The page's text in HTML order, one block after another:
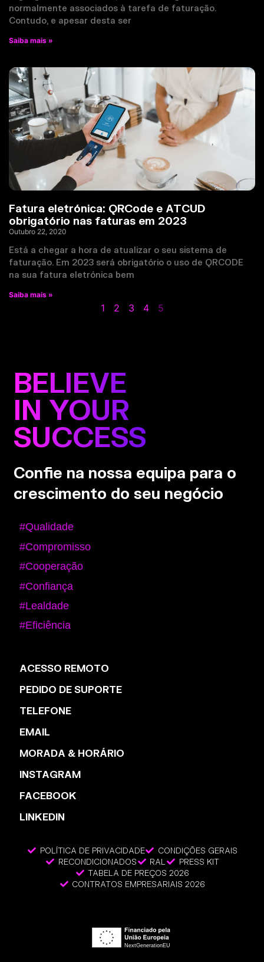
normalmente associados à tarefa de faturação.
Contudo, e apesar desta ser
Saiba mais »
Fatura eletrónica: QRCode e ATCUD
obrigatório nas faturas em 2023
Outubro 22, 2020
Está a chegar a hora de atualizar o seu sistema de
faturação. Em 2023 será obrigatório o uso de QRCODE
na sua fatura eletrónica bem
Saiba mais »
1 2 3 4 5
BELIEVE
IN YOUR
SUCCESS
Confie na nossa equipa para o
crescimento do seu negócio
#Qualidade
#Compromisso
#Cooperação
#Confiança
#Lealdade
#Eficiência
ACESSO REMOTO
PEDIDO DE SUPORTE
TELEFONE
EMAIL
MORADA & HORÁRIO
INSTAGRAM
FACEBOOK
LINKEDIN
POLÍTICA DE PRIVACIDADE
CONDIÇÕES GERAIS
RECONDICIONADOS
RAL
PRESS KIT
TABELA DE PREÇOS 2026
CONTRATOS EMPRESARIAIS 2026